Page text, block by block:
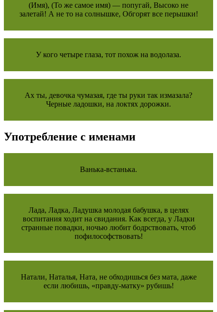
(Имя), (То же самое имя) — попугай, Высоко не
залетай! А не то на солнышке, Обгорят все перышки!
У кого четыре глаза, тот похож на водолаза.
Ах ты, девочка чумазая, где ты руки так измазала?
Черные ладошки, на локтях дорожки.
Употребление с именами
Ванька-встанька.
Лада, Ладка, Ладушка молодая бабушка, в целях
воспитания ходит на свидания. Как всегда, у Ладки
странные повадки, ночью любит бодрствовать, чтоб
пофилософствовать!
Натали, Наталья, Ната, не обходишься без мата, даже
если любишь, «правду-матку» рубишь!